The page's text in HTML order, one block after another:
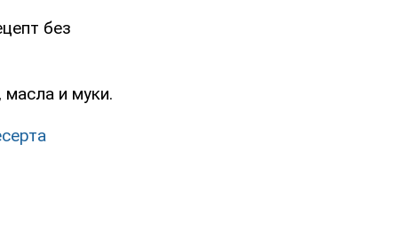
без
и муки.